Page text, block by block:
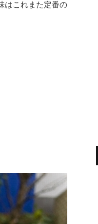
はこれまた定番の